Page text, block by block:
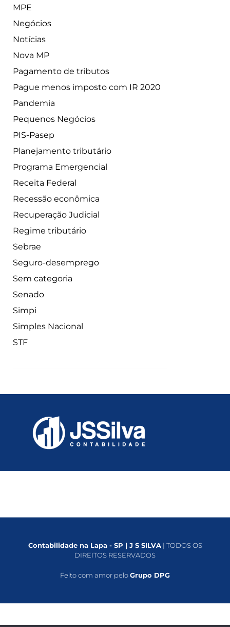
MPE
Negócios
Notícias
Nova MP
Pagamento de tributos
Pague menos imposto com IR 2020
Pandemia
Pequenos Negócios
PIS-Pasep
Planejamento tributário
Programa Emergencial
Receita Federal
Recessão econômica
Recuperação Judicial
Regime tributário
Sebrae
Seguro-desemprego
Sem categoria
Senado
Simpi
Simples Nacional
STF
Contabilidade na Lapa - SP | J S SILVA| TODOS OS
DIREITOS RESERVADOS
Feito com amor peloGrupo DPG